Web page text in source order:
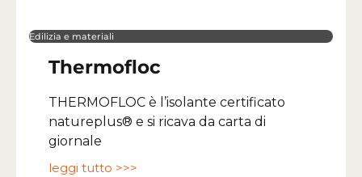
Edilizia e materiali
Thermofloc
THERMOFLOC è l’isolante certificato
natureplus® e si ricava da carta di
giornale
leggi tutto >>>